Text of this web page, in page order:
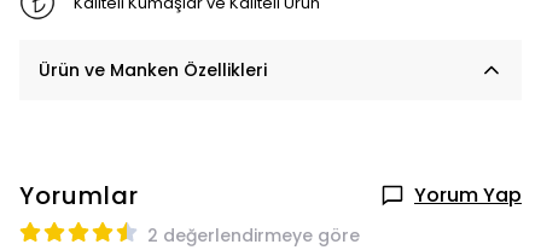
Ürün ve Manken Özellikleri
Yorumlar Yorum Yap
2 değerlendirmeye göre